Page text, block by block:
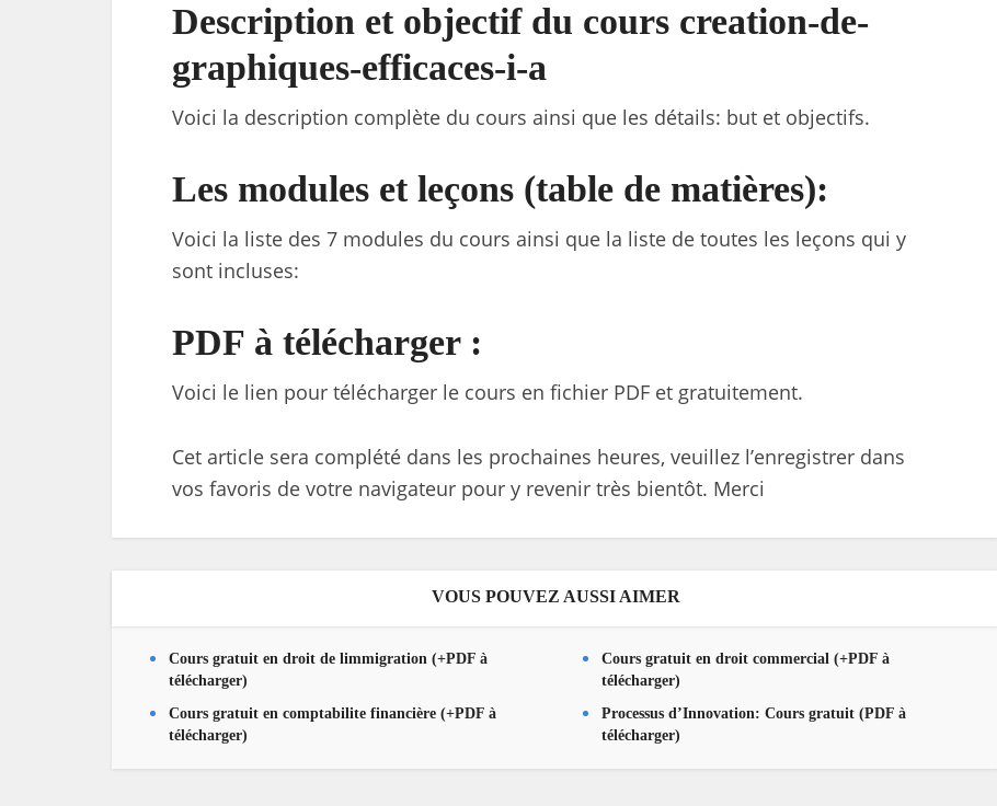
Description et objectif du cours creation-de-
graphiques-efficaces-i-a
Voici la description complète du cours ainsi que les détails: but et objectifs.
Les modules et leçons (table de matières):
Voici la liste des 7 modules du cours ainsi que la liste de toutes les leçons qui y
sont incluses:
PDF à télécharger :
Voici le lien pour télécharger le cours en fichier PDF et gratuitement.
Cet article sera complété dans les prochaines heures, veuillez l’enregistrer dans
vos favoris de votre navigateur pour y revenir très bientôt. Merci
VOUS POUVEZ AUSSI AIMER
Cours gratuit en droit de limmigration (+PDF à
télécharger)
Cours gratuit en droit commercial (+PDF à
télécharger)
Cours gratuit en comptabilite financière (+PDF à
télécharger)
Processus d’Innovation: Cours gratuit (PDF à
télécharger)